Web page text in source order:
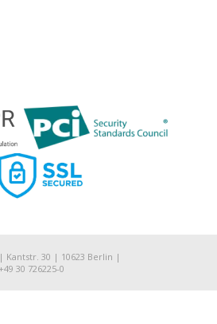
Kantstr. 30 | 10623 Berlin |
30 726225-0